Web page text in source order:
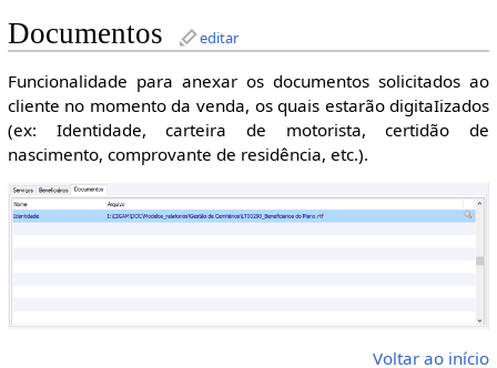
Documentos editar
Funcionalidade para anexar os documentos solicitados ao
cliente no momento da venda, os quais estarão digitaIizados
(ex: Identidade, carteira de motorista, certidão de
nascimento, comprovante de residência, etc.).
Voltar ao início